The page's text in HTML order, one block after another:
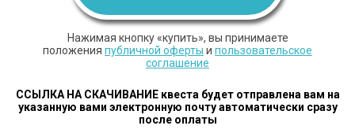
Нажимая кнопку «купить», вы принимаете
положения публичной оферты и пользовательское
соглашение
ССЫЛКА НА СКАЧИВАНИЕ квеста будет отправлена вам на
указанную вами электронную почту автоматически сразу
после оплаты